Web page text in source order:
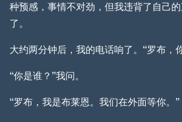
种预感，事情不对劲，但我违背了自己
了。
大约两分钟后，我的电话响了。“罗布，
“你是谁？”我问。
“罗布，我是布莱恩。我们在外面等你。”